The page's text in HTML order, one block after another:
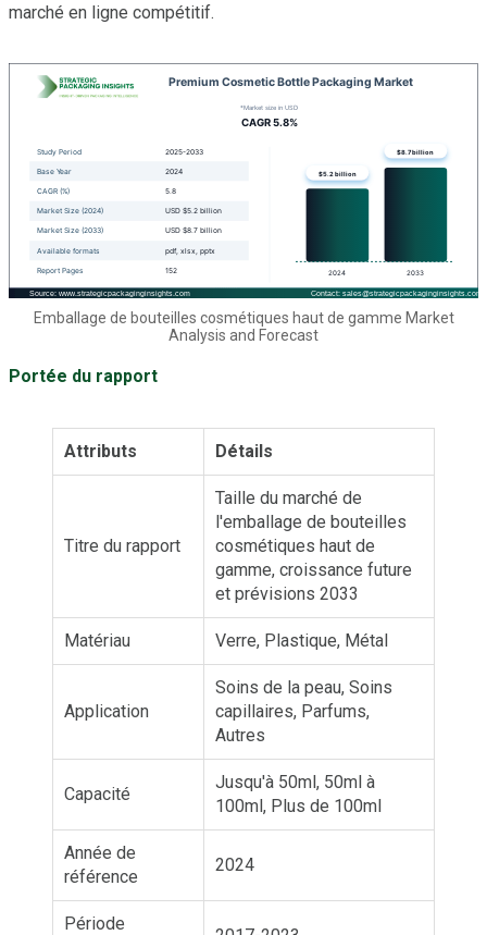
marché en ligne compétitif.
Emballage de bouteilles cosmétiques haut de gamme Market
Analysis and Forecast
Portée du rapport
Attributs Détails
Titre du rapport
Taille du marché de
l'emballage de bouteilles
cosmétiques haut de
gamme, croissance future
et prévisions 2033
Matériau Verre, Plastique, Métal
Application
Soins de la peau, Soins
capillaires, Parfums,
Autres
Capacité
Jusqu'à 50ml, 50ml à
100ml, Plus de 100ml
Année de
référence
2024
Période